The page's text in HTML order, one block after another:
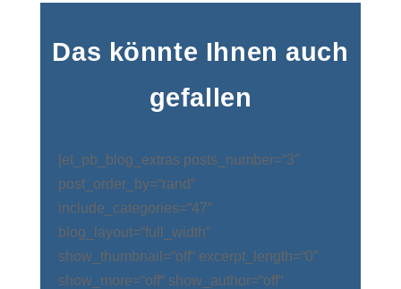
Das könnte Ihnen auch
gefallen
[et_pb_blog_extras posts_number=“3″
post_order_by=“rand“
include_categories=“47″
blog_layout=“full_width“
show_thumbnail=“off“ excerpt_length=“0″
show_more=“off“ show_author=“off“